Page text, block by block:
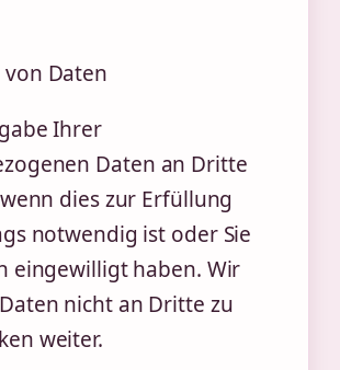
Daten
Ihrer
Daten an Dritte
dies zur Erfüllung
notwendig ist oder Sie
eingewilligt haben. Wir
nicht an Dritte zu
weiter.